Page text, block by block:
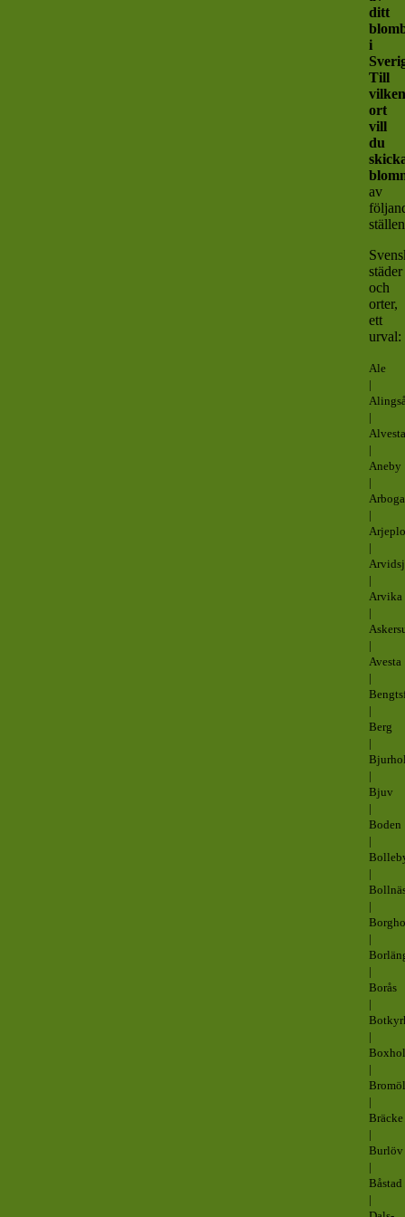
ditt
i
Till
vilken
ort
vill
du
av
städer
och
orter,
ett
urval:
Ale
|
|
Alvesta
|
Aneby
|
Arboga
|
|
|
Arvika
|
|
Avesta
|
|
Berg
|
|
Bjuv
|
Boden
|
|
|
|
|
Borås
|
|
|
|
Bräcke
|
Burlöv
|
Båstad
|